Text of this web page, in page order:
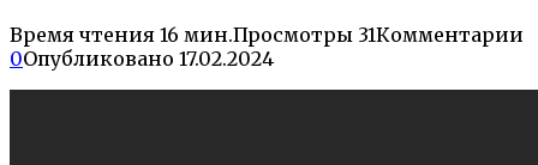
Время чтения 16 мин.Просмотры 31Комментарии
0Опубликовано 17.02.2024